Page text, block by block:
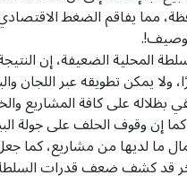
مما يفاقم الضغط
الضعيفة، إن
تطويقه عبر اللجان
بظلاله على كافة المشاريع
إن وقوف الحلف على جولة
ما لديها من مشاريع، كما
كشف ضعف قدرات السلطة